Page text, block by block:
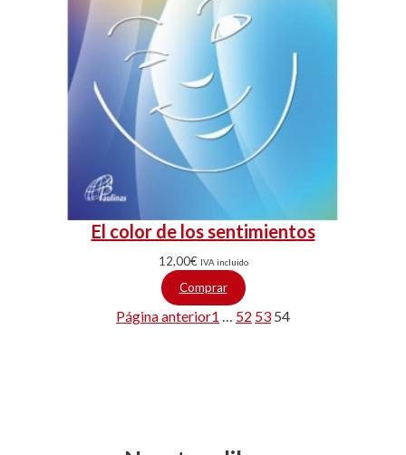
El color de los sentimientos
12,00€ IVA incluido
Comprar
Página anterior1 52 53 54